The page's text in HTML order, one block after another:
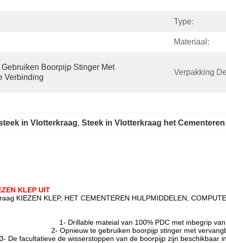
Type:
Materiaal:
Boorpijp Stinger Met
Verbinding
Verpakking
in Vlotterkraag, Steek in Vlotterkraag het Cementeren,
KLEP UIT
KIEZEN KLEP, HET CEMENTEREN HULPMIDDELEN,
1- Drillable mateial van 100% PDC met inbegrip
2- Opnieuw te gebruiken boorpijp stinger met
3- De facultatieve de wisserstoppen van de boorpijp zijn beschikbaar